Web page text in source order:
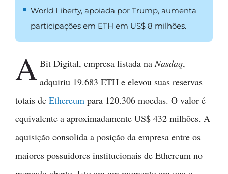
World Liberty, apoiada por Trump, aumenta
participações em ETH em US$ 8 milhões.
A Bit Digital, empresa listada naNasdaq,
adquiriu 19.683 ETH e elevou suas reservas
totais de Ethereum para 120.306 moedas. O valor é
equivalente a aproximadamente US$ 432 milhões. A
aquisição consolida a posição da empresa entre os
maiores possuidores institucionais de Ethereum no